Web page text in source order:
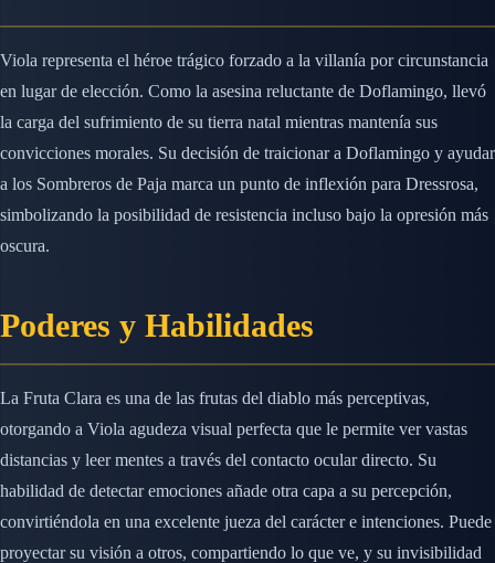
Viola representa el héroe trágico forzado a la villanía por circunstancia
en lugar de elección. Como la asesina reluctante de Doflamingo, llevó
la carga del sufrimiento de su tierra natal mientras mantenía sus
convicciones morales. Su decisión de traicionar a Doflamingo y ayudar
a los Sombreros de Paja marca un punto de inflexión para Dressrosa,
simbolizando la posibilidad de resistencia incluso bajo la opresión más
oscura.
Poderes y Habilidades
La Fruta Clara es una de las frutas del diablo más perceptivas,
otorgando a Viola agudeza visual perfecta que le permite ver vastas
distancias y leer mentes a través del contacto ocular directo. Su
habilidad de detectar emociones añade otra capa a su percepción,
convirtiéndola en una excelente jueza del carácter e intenciones. Puede
proyectar su visión a otros, compartiendo lo que ve, y su invisibilidad